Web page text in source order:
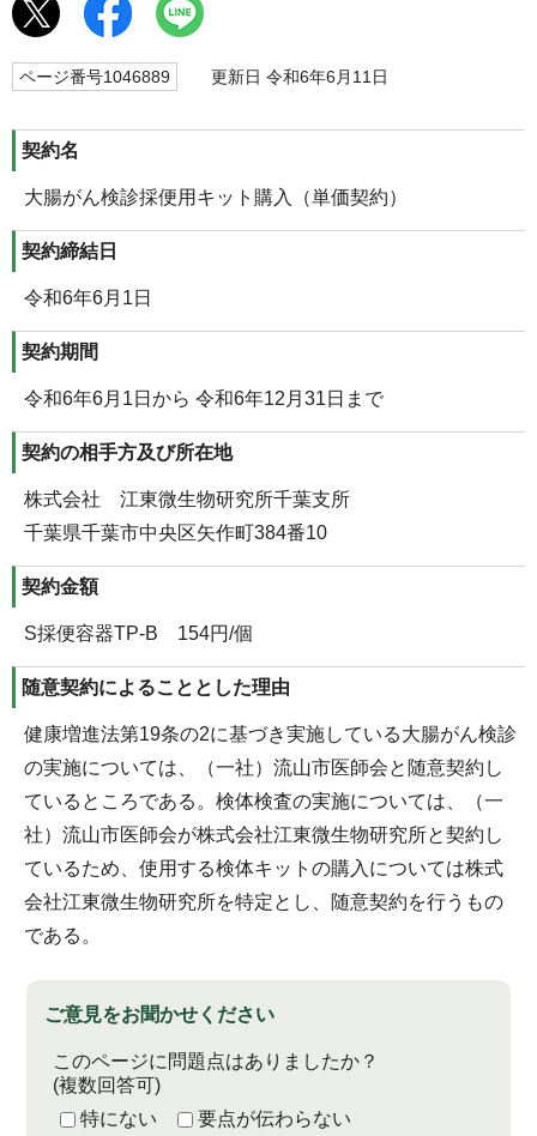
ページ番号1046889 更新日 令和6年6月11日
契約名
大腸がん検診採便用キット購入（単価契約）
契約締結日
令和6年6月1日
契約期間
令和6年6月1日から 令和6年12月31日まで
契約の相手方及び所在地
株式会社 江東微生物研究所千葉支所
千葉県千葉市中央区矢作町384番10
契約金額
S採便容器TP-B 154円/個
随意契約によることとした理由
健康増進法第19条の2に基づき実施している大腸がん検診
の実施については、（一社）流山市医師会と随意契約し
ているところである。検体検査の実施については、（一
社）流山市医師会が株式会社江東微生物研究所と契約し
ているため、使用する検体キットの購入については株式
会社江東微生物研究所を特定とし、随意契約を行うもの
である。
ご意見をお聞かせください
このページに問題点はありましたか？
(複数回答可)
特にない
要点が伝わらない